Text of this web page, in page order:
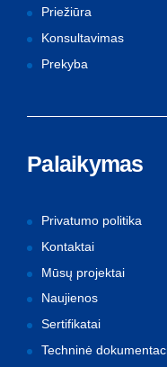
Priežiūra
Konsultavimas
Prekyba
Palaikymas
Privatumo politika
Kontaktai
Mūsų projektai
Naujienos
Sertifikatai
Techninė